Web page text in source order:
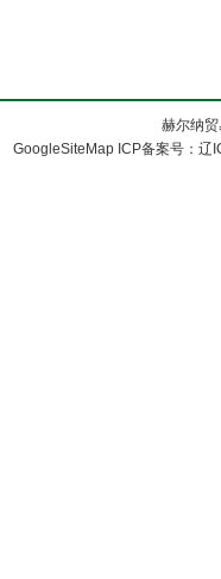
赫尔纳
GoogleSiteMap ICP备案号：辽